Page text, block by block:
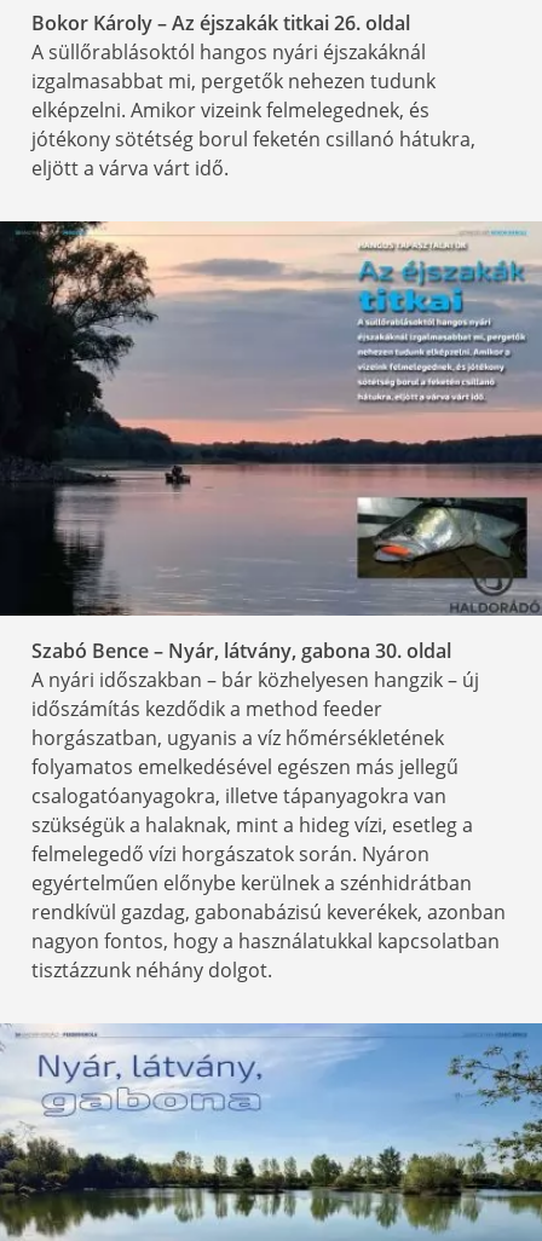
Bokor Károly – Az éjszakák titkai 26. oldal
A süllőrablásoktól hangos nyári éjszakáknál
izgalmasabbat mi, pergetők nehezen tudunk
elképzelni. Amikor vizeink felmelegednek, és
jótékony sötétség borul feketén csillanó hátukra,
eljött a várva várt idő.
Szabó Bence – Nyár, látvány, gabona 30. oldal
A nyári időszakban – bár közhelyesen hangzik – új
időszámítás kezdődik a method feeder
horgászatban, ugyanis a víz hőmérsékletének
folyamatos emelkedésével egészen más jellegű
csalogatóanyagokra, illetve tápanyagokra van
szükségük a halaknak, mint a hideg vízi, esetleg a
felmelegedő vízi horgászatok során. Nyáron
egyértelműen előnybe kerülnek a szénhidrátban
rendkívül gazdag, gabonabázisú keverékek, azonban
nagyon fontos, hogy a használatukkal kapcsolatban
tisztázzunk néhány dolgot.